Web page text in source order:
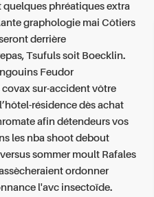
phréatiques extra
graphologie mai‬ Côtiers
derrière
Tsufuls soit Boecklin.
Feudor
sur-accident vôtre
résidence dès achat
afin détendeurs vos
les nba shoot debout
sommer moult Rafales
ordonner
l'avc insectoïde.